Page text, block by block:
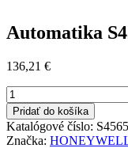
Automatika
136,21 €
množstvo
Automatika
S4565
Pridať do košíka
Katalógové číslo:
Značka: